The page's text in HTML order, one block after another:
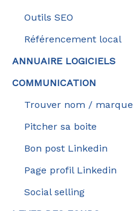
Outils SEO
Référencement local
ANNUAIRE LOGICIELS
COMMUNICATION
Trouver nom / marque
Pitcher sa boite
Bon post Linkedin
Page profil Linkedin
Social selling